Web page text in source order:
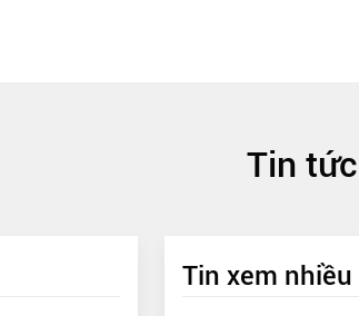
Tin
Tin xem nhiều